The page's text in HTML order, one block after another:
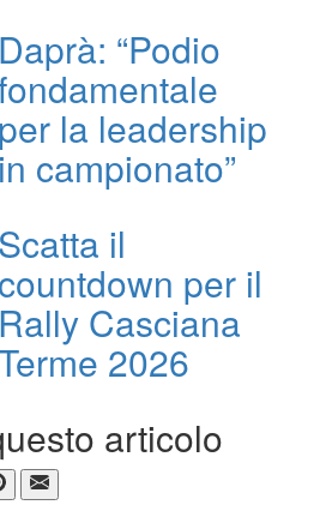
Daprà: “Podio
per la leadership
in campionato”
Scatta il
countdown per il
Rally Casciana
2026
articolo